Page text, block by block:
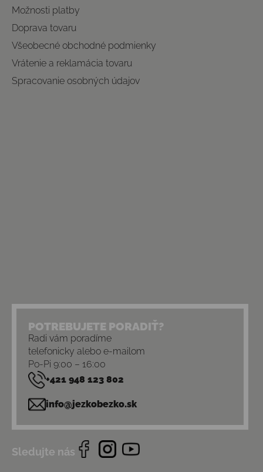
Možnosti platby
Doprava tovaru
Všeobecné obchodné podmienky
Vrátenie a reklamácia tovaru
Spracovanie osobných údajov
POTREBUJETE PORADIŤ?
Radi vám poradíme
telefonicky alebo e-mailom
Po-Pi 9:00 – 16:00
+421 948 123 802
info@jezkobezko.sk
Sledujte nás